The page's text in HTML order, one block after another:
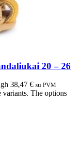
20 – 26
38,47 € su PVM
The options